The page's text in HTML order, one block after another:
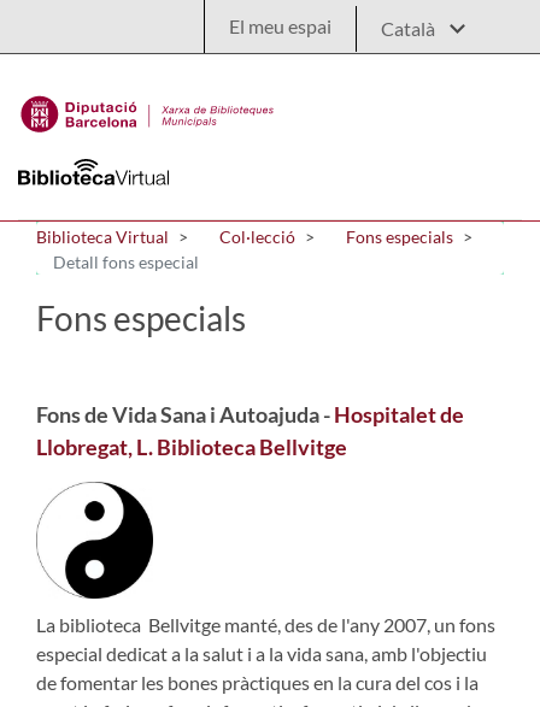
El meu espai
Biblioteca Virtual Col·lecció
Fons especials
Detall fons especial
Fons especials
Fons de Vida Sana i Autoajuda -Hospitalet de
Llobregat, L. Biblioteca Bellvitge
La biblioteca Bellvitge manté, des de l'any 2007, un fons
especial dedicat a la salut i a la vida sana, amb l'objectiu
de fomentar les bones pràctiques en la cura del cos i la